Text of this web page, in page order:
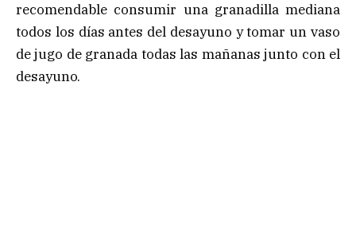
recomendable consumir una granadilla mediana
todos los días antes del desayuno y tomar un vaso
de jugo de granada todas las mañanas junto con el
desayuno.